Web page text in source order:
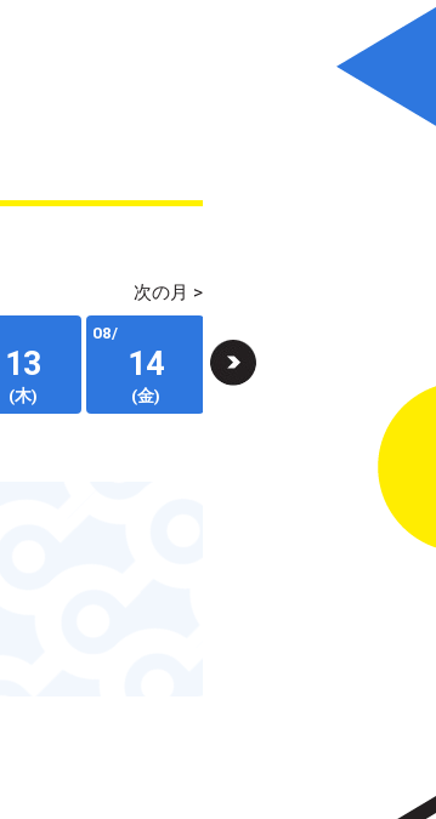
次の月 >
13
(木)
08/
14
(金)
15